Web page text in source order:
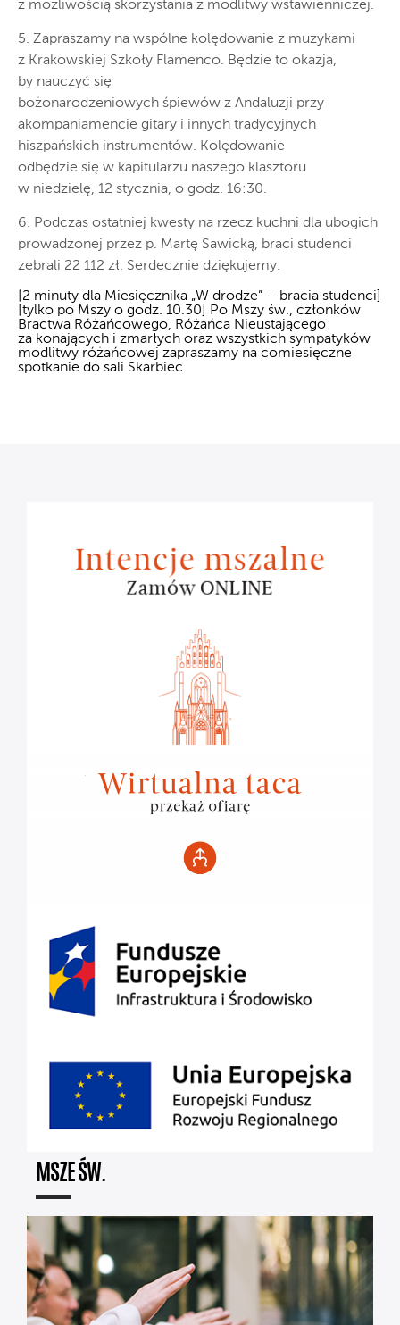
z możliwością skorzystania z modlitwy wstawienniczej.
5. Zapraszamy na wspólne kolędowanie z muzykami
z Krakowskiej Szkoły Flamenco. Będzie to okazja,
by nauczyć się
bożonarodzeniowych śpiewów z Andaluzji przy
akompaniamencie gitary i innych tradycyjnych
hiszpańskich instrumentów. Kolędowanie
odbędzie się w kapitularzu naszego klasztoru
w niedzielę, 12 stycznia, o godz. 16:30.
6. Podczas ostatniej kwesty na rzecz kuchni dla ubogich
prowadzonej przez p. Martę Sawicką, braci studenci
zebrali 22 112 zł. Serdecznie dziękujemy.
[2 minuty dla Miesięcznika „W drodze” – bracia studenci]
[tylko po Mszy o godz. 10.30] Po Mszy św., członków
Bractwa Różańcowego, Różańca Nieustającego
za konających i zmarłych oraz wszystkich sympatyków
modlitwy różańcowej zapraszamy na comiesięczne
spotkanie do sali Skarbiec.
MSZE ŚW.